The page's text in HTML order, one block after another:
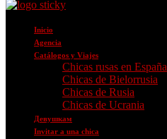
Inicio
Agencia
Catálogos y Viajes
Chicas rusas en España
Chicas de Bielorrusia
Chicas de Rusia
Chicas de Ucrania
Девушкам
Invitar a una chica